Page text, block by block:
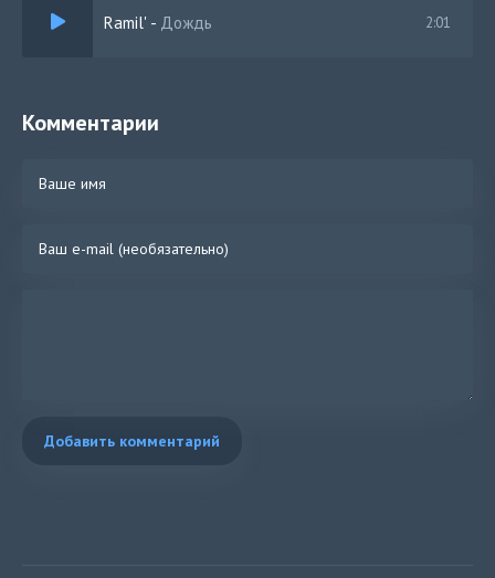
Ramil' - Дождь 2:01
Комментарии
Добавить комментарий